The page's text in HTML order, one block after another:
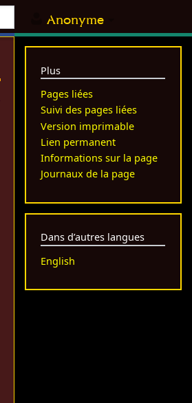
Anonyme
Plus
Pages liées
Suivi des pages liées
Version imprimable
Lien permanent
Informations sur la page
Journaux de la page
Dans d’autres langues
English